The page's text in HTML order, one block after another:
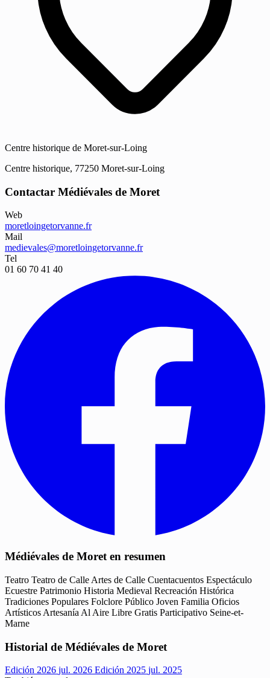
Centre historique de Moret-sur-Loing
Centre historique, 77250 Moret-sur-Loing
Contactar Médiévales de Moret
Web
moretloingetorvanne.fr
Mail
medievales@moretloingetorvanne.fr
Tel
01 60 70 41 40
Médiévales de Moret en resumen
Teatro Teatro de Calle Artes de Calle Cuentacuentos Espectáculo
Ecuestre Patrimonio Historia Medieval Recreación Histórica
Tradiciones Populares Folclore Público Joven Familia Oficios
Artísticos Artesanía Al Aire Libre Gratis Participativo Seine-et-
Marne
Historial de Médiévales de Moret
Edición 2026 jul. 2026 Edición 2025 jul. 2025